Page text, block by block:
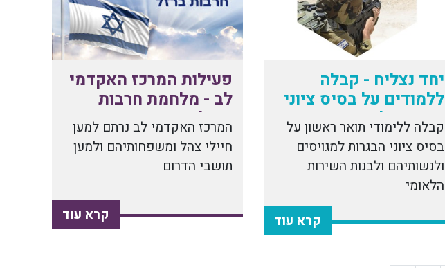
יחד נצליח - קבלה
ללמודים על בסיס ציוני
הבגרות למגוייסים
קבלה ללימודי תואר ראשון על
בסיס ציוני הבגרות למגויסים
ולנשותיהם ולבנות השירות
הלאומי
קרא עוד
פעילות המרכז האקדמי
לב - מלחמת חרבות
ברזל
המרכז האקדמי לב נרתם למען
חיילי צהל ומשפחותיהם ולמען
תושבי הדרום
קרא עוד